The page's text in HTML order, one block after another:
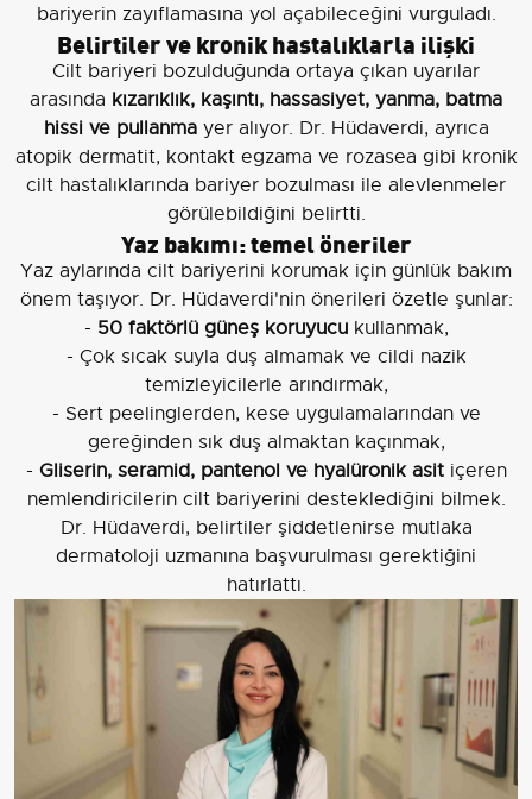
bariyerin zayıflamasına yol açabileceğini vurguladı.
Belirtiler ve kronik hastalıklarla ilişki
Cilt bariyeri bozulduğunda ortaya çıkan uyarılar
arasında kızarıklık, kaşıntı, hassasiyet, yanma, batma
hissi ve pullanmayer alıyor. Dr. Hüdaverdi, ayrıca
atopik dermatit, kontakt egzama ve rozasea gibi kronik
cilt hastalıklarında bariyer bozulması ile alevlenmeler
görülebildiğini belirtti.
Yaz bakımı: temel öneriler
Yaz aylarında cilt bariyerini korumak için günlük bakım
önem taşıyor. Dr. Hüdaverdi'nin önerileri özetle şunlar:
- 50 faktörlü güneş koruyucukullanmak,
- Çok sıcak suyla duş almamak ve cildi nazik
temizleyicilerle arındırmak,
- Sert peelinglerden, kese uygulamalarından ve
gereğinden sık duş almaktan kaçınmak,
- Gliserin, seramid, pantenol ve hyalüronik asitiçeren
nemlendiricilerin cilt bariyerini desteklediğini bilmek.
Dr. Hüdaverdi, belirtiler şiddetlenirse mutlaka
dermatoloji uzmanına başvurulması gerektiğini
hatırlattı.